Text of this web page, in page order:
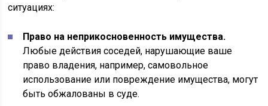
ситуациях:
Право на неприкосновенность имущества.
Любые действия соседей, нарушающие ваше
право владения, например, самовольное
использование или повреждение имущества, могут
быть обжалованы в суде.